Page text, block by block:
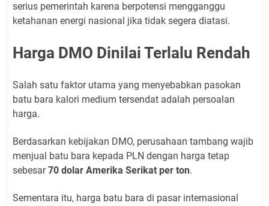
serius pemerintah karena berpotensi mengganggu
ketahanan energi nasional jika tidak segera diatasi.
Harga DMO Dinilai Terlalu Rendah
Salah satu faktor utama yang menyebabkan pasokan
batu bara kalori medium tersendat adalah persoalan
harga.
Berdasarkan kebijakan DMO, perusahaan tambang wajib
menjual batu bara kepada PLN dengan harga tetap
sebesar70 dolar Amerika Serikat per ton.
Sementara itu, harga batu bara di pasar internasional